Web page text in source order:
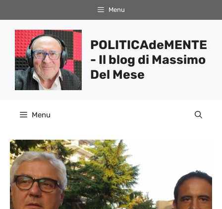
al
contenuto
Menu
POLITICAdeMENTE
- Il blog di Massimo
Del Mese
Menu